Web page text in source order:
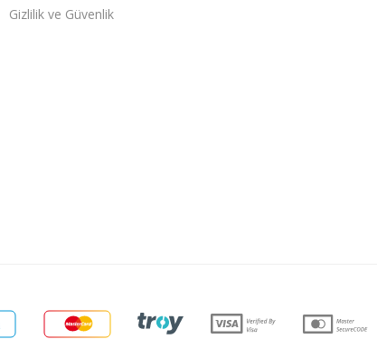
Gizlilik ve Güvenlik